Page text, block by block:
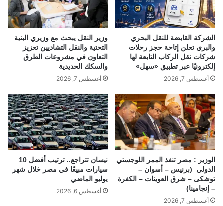
الشركة القابضة للنقل البحري
والبري تعلن إتاحة حجز رحلات
شركات نقل الركاب التابعة لها
إلكترونيًا عبر تطبيق «سهل»
أغسطس 7, 2026
وزير النقل يبحث مع وزيري البنية
التحتية والنقل التشاديين تعزيز
التعاون في مشروعات الطرق
والسكك الحديدية
أغسطس 7, 2026
الوزير : مصر تنفذ الممر اللوجستي
الدولي (برنيس – أسوان –
توشكى – شرق العوينات – الكفرة
– إنجامينا)
أغسطس 7, 2026
نيسان تتراجع.. ترتيب أفضل 10
سيارات مبيعًا في مصر خلال شهر
يوليو الماضي
أغسطس 6, 2026